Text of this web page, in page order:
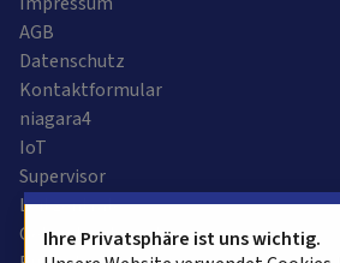
AGB
Datenschutz
Kontaktformular
niagara4
IoT
Supervisor
Leitzentrale
Gebäudeautomation
Ihre Privatsphäre ist uns wichtig.